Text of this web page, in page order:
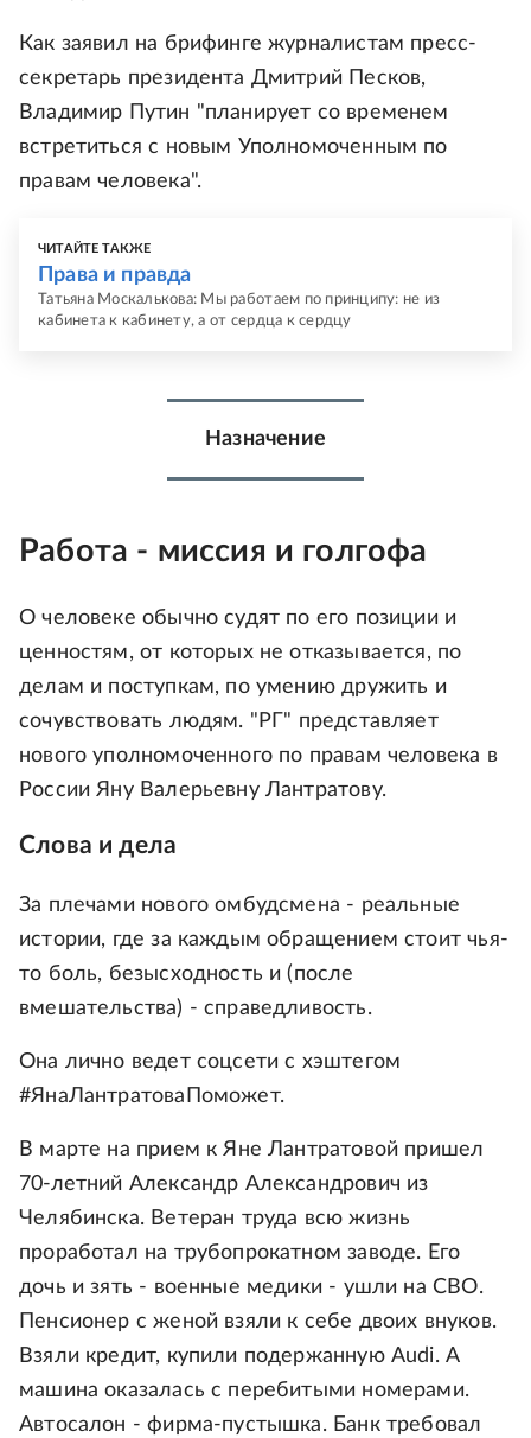
Как заявил на брифинге журналистам пресс-
секретарь президента Дмитрий Песков,
Владимир Путин "планирует со временем
встретиться с новым Уполномоченным по
правам человека".
ЧИТАЙТЕ ТАКЖЕ
Права и правда
Татьяна Москалькова: Мы работаем по принципу: не из
кабинета к кабинету, а от сердца к сердцу
Назначение
Работа - миссия и голгофа
О человеке обычно судят по его позиции и
ценностям, от которых не отказывается, по
делам и поступкам, по умению дружить и
сочувствовать людям. "РГ" представляет
нового уполномоченного по правам человека в
России Яну Валерьевну Лантратову.
Слова и дела
За плечами нового омбудсмена - реальные
истории, где за каждым обращением стоит чья-
то боль, безысходность и (после
вмешательства) - справедливость.
Она лично ведет соцсети с хэштегом
#ЯнаЛантратоваПоможет.
В марте на прием к Яне Лантратовой пришел
70-летний Александр Александрович из
Челябинска. Ветеран труда всю жизнь
проработал на трубопрокатном заводе. Его
дочь и зять - военные медики - ушли на СВО.
Пенсионер с женой взяли к себе двоих внуков.
Взяли кредит, купили подержанную Audi. А
машина оказалась с перебитыми номерами.
Автосалон - фирма-пустышка. Банк требовал